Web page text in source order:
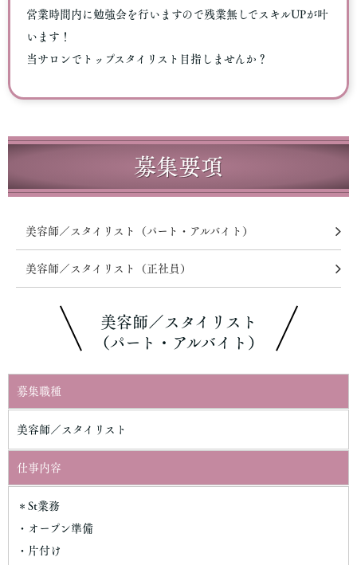
営業時間内に勉強会を行いますので残業無しでスキルUPが叶
います！
当サロンでトップスタイリスト目指しませんか？
募集要項
美容師／スタイリスト（パート・アルバイト）
美容師／スタイリスト（正社員）
美容師／スタイリスト
（パート・アルバイト）
募集職種
美容師／スタイリスト
仕事内容
＊St業務
・オープン準備
・片付け